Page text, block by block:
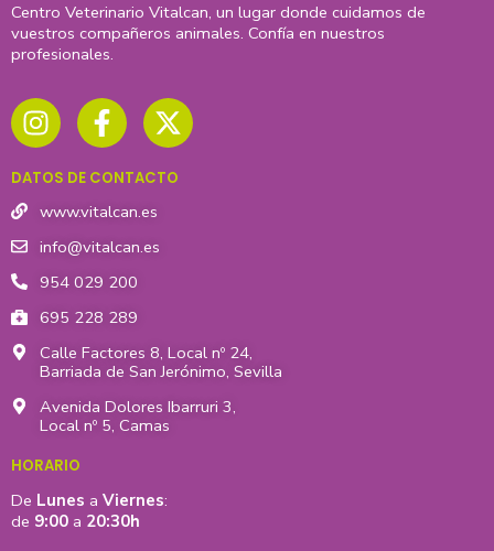
Centro Veterinario Vitalcan, un lugar donde cuidamos de
vuestros compañeros animales. Confía en nuestros
profesionales.
n
s
a
g
r
a
m
a
c
b
o
o
k
-
f
-
t
i
DATOS DE CONTACTO
www.vitalcan.es
info@vitalcan.es
954 029 200
695 228 289
Calle Factores 8, Local nº 24,
Barriada de San Jerónimo, Sevilla
Avenida Dolores Ibarruri 3,
Local nº 5, Camas
HORARIO
De Lunes a Viernes:
de 9:00 a 20:30h